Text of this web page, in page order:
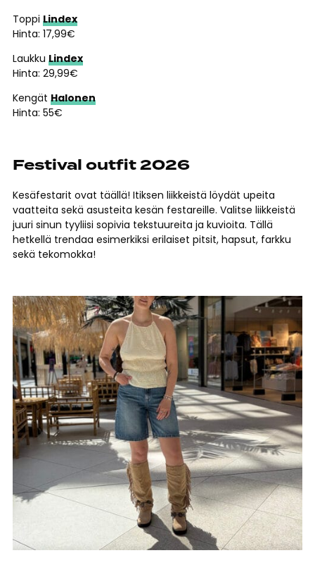
Toppi Lindex
Hinta: 17,99€
Laukku Lindex
Hinta: 29,99€
Kengät Halonen
Hinta: 55€
Festival outfit 2026
Kesäfestarit ovat täällä! Itiksen liikkeistä löydät upeita
vaatteita sekä asusteita kesän festareille. Valitse liikkeistä
juuri sinun tyyliisi sopivia tekstuureita ja kuvioita. Tällä
hetkellä trendaa esimerkiksi erilaiset pitsit, hapsut, farkku
sekä tekomokka!